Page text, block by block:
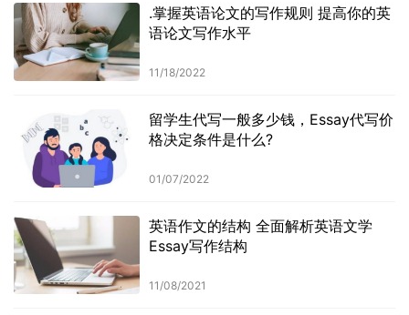
.掌握英语论文的写作规则 提高你的英
语论文写作水平
11/18/2022
留学生代写一般多少钱，Essay代写价
格决定条件是什么?
01/07/2022
英语作文的结构 全面解析英语文学
Essay写作结构
11/08/2021